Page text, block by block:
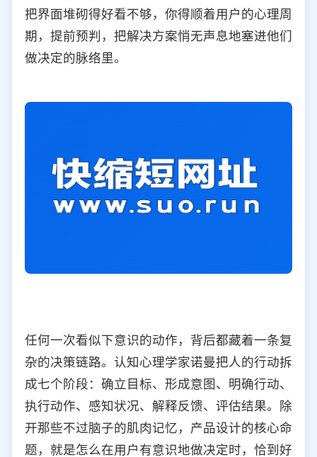
把界面堆砌得好看不够，你得顺着用户的心理周
期，提前预判，把解决方案悄无声息地塞进他们
做决定的脉络里。
任何一次看似下意识的动作，背后都藏着一条复
杂的决策链路。认知心理学家诺曼把人的行动拆
成七个阶段：确立目标、形成意图、明确行动、
执行动作、感知状况、解释反馈、评估结果。除
开那些不过脑子的肌肉记忆，产品设计的核心命
题，就是怎么在用户有意识地做决定时，恰到好